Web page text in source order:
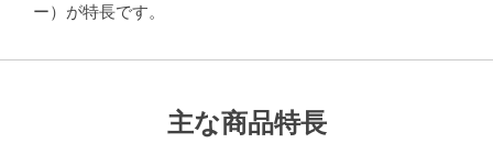
ー）が特長です。
主な商品特長